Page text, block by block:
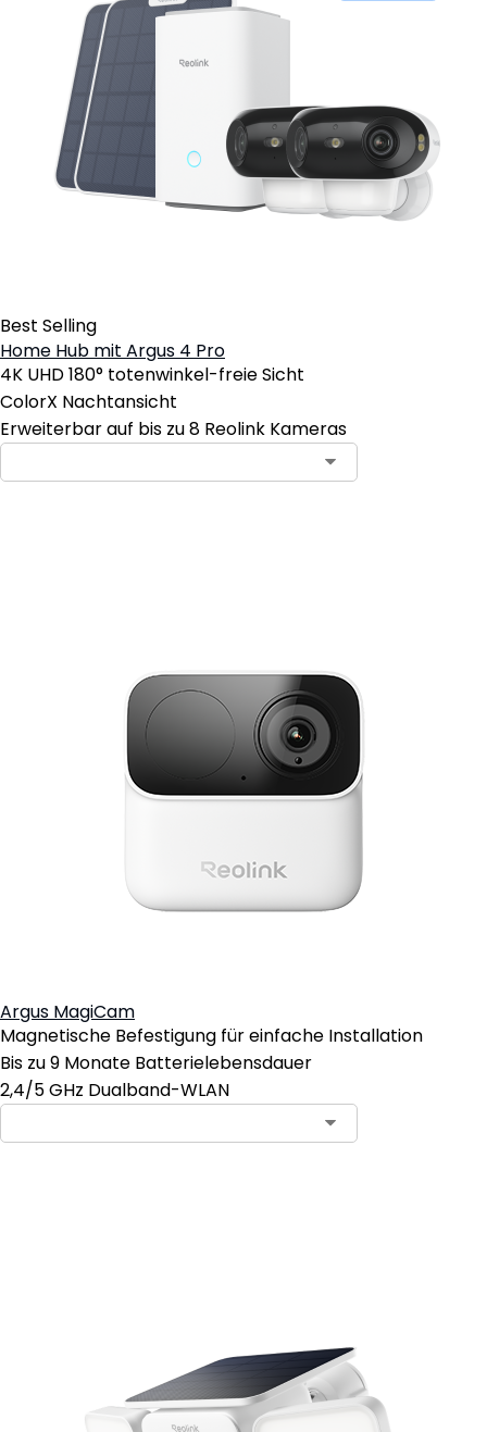
Best Selling
Home Hub mit Argus 4 Pro
4K UHD 180° totenwinkel-freie Sicht
ColorX Nachtansicht
Erweiterbar auf bis zu 8 Reolink Kameras
Argus MagiCam
Magnetische Befestigung für einfache Installation
Bis zu 9 Monate Batterielebensdauer
2,4/5 GHz Dualband-WLAN